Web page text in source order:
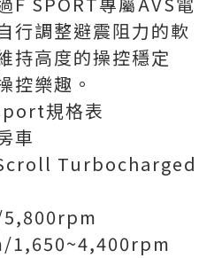
行調整避震阻力的軟
持高度的操控穩定
控樂趣。
規格表
車
Turbocharged
5,800rpm
1,650~4,400rpm